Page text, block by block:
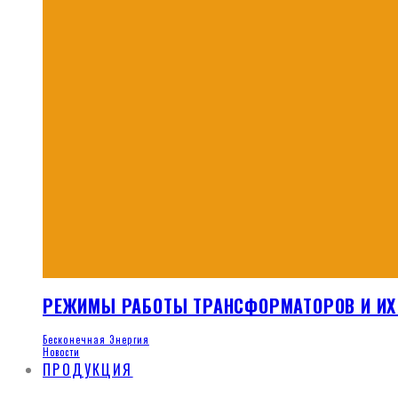
РЕЖИМЫ РАБОТЫ ТРАНСФОРМАТОРОВ И
Бесконечная Энергия
Новости
ПРОДУКЦИЯ